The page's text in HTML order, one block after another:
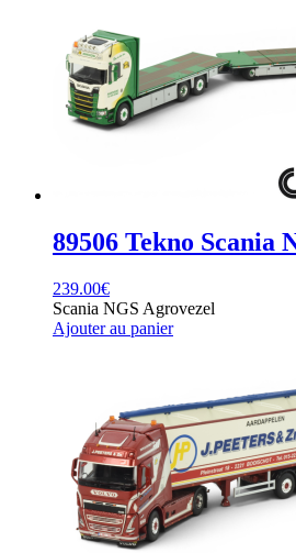
89506 Tekno Scania
239.00€
Scania NGS Agrovezel
Ajouter au panier